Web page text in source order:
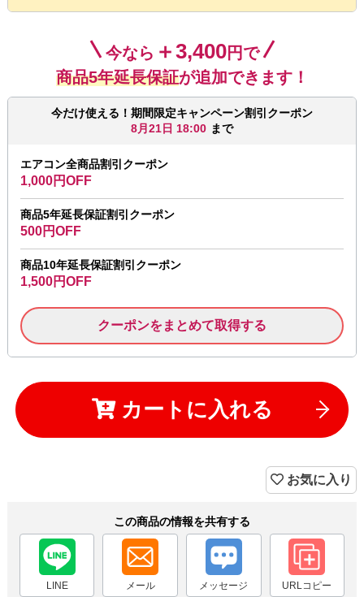
今なら ＋3,400円で
商品5年延長保証が追加できます！
今だけ使える！期間限定キャンペーン割引クーポン
8月21日 18:00 まで
エアコン全商品割引クーポン
1,000円OFF
商品5年延長保証割引クーポン
500円OFF
商品10年延長保証割引クーポン
1,500円OFF
クーポンをまとめて取得する
カートに入れる
お気に入り
この商品の情報を共有する
LINE メール メッセージ URLコピー